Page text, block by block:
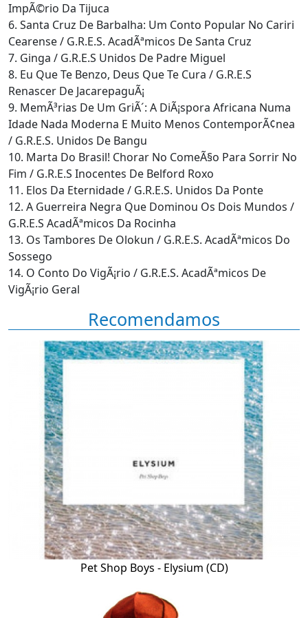
ImpÃ©rio Da Tijuca
6. Santa Cruz De Barbalha: Um Conto Popular No Cariri
Cearense / G.R.E.S. AcadÃªmicos De Santa Cruz
7. Ginga / G.R.E.S Unidos De Padre Miguel
8. Eu Que Te Benzo, Deus Que Te Cura / G.R.E.S
Renascer De JacarepaguÃ¡
9. MemÃ³rias De Um GriÃ´: A DiÃ¡spora Africana Numa
Idade Nada Moderna E Muito Menos ContemporÃ¢nea
/ G.R.E.S. Unidos De Bangu
10. Marta Do Brasil! Chorar No ComeÃ§o Para Sorrir No
Fim / G.R.E.S Inocentes De Belford Roxo
11. Elos Da Eternidade / G.R.E.S. Unidos Da Ponte
12. A Guerreira Negra Que Dominou Os Dois Mundos /
G.R.E.S AcadÃªmicos Da Rocinha
13. Os Tambores De Olokun / G.R.E.S. AcadÃªmicos Do
Sossego
14. O Conto Do VigÃ¡rio / G.R.E.S. AcadÃªmicos De
VigÃ¡rio Geral
Recomendamos
Pet Shop Boys - Elysium (CD)